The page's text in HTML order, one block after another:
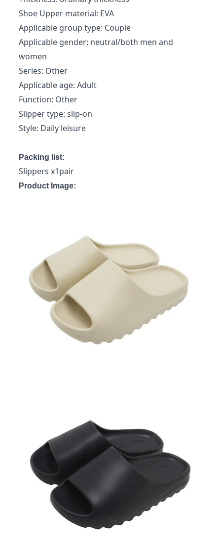
Shoe Upper material: EVA
Applicable group type: Couple
Applicable gender: neutral/both men and
women
Series: Other
Applicable age: Adult
Function: Other
Slipper type: slip-on
Style: Daily leisure
Packing list:
Slippers x1pair
Product Image: